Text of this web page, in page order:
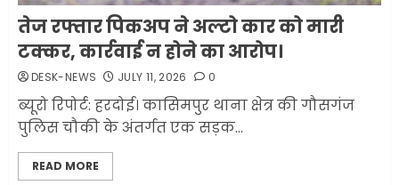
मलबों से ईरान ने सुरक्षित बरामद
कर ली करीब 1000 से ज्यादा
मिसाइलें
JUNE 1, 2026
तेज रफ्तार पिकअप ने अल्टो कार को मारी
टक्कर, कार्रवाई न होने का आरोप।
DESK-NEWS JULY 11, 2026 0
ब्यूरो रिपोर्ट: हरदोई। कासिमपुर थाना क्षेत्र की गौसगंज
पुलिस चौकी के अंतर्गत एक सड़क...
READ MORE